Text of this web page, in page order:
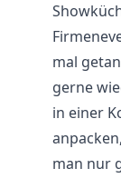
mal
gerne
in einer
man nur